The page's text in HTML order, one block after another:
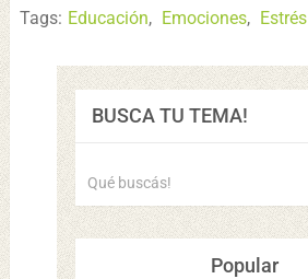
Tags: Educación, Emociones, Estrés
BUSCA TU TEMA!
Popular